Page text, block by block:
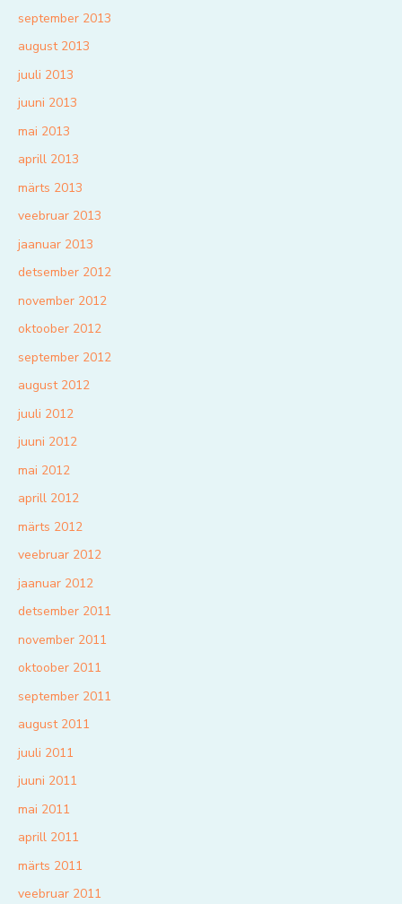
september 2013
august 2013
juuli 2013
juuni 2013
mai 2013
aprill 2013
märts 2013
veebruar 2013
jaanuar 2013
detsember 2012
november 2012
oktoober 2012
september 2012
august 2012
juuli 2012
juuni 2012
mai 2012
aprill 2012
märts 2012
veebruar 2012
jaanuar 2012
detsember 2011
november 2011
oktoober 2011
september 2011
august 2011
juuli 2011
juuni 2011
mai 2011
aprill 2011
märts 2011
veebruar 2011